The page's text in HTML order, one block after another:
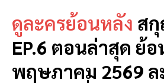
ดูละครย้อนหลัง ส
EP.6 ตอนล่าสุด ย้
พฤษภาคม 2569 ล